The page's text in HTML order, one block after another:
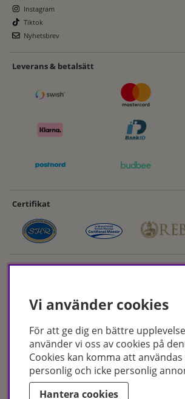
Instagram
Tiktok
Nyhetsbrev
Leverans & betalsätt
Certifikat
Hudoteket erbjuder ett noga utvalt sortiment inom
makeup – både online och i butik. Med över 50 års
utbildade hudterapeuter hjälper vi dig att hitta rätt
behandlingar för just dina behov. Handla enkelt på
besök oss i Jönköping och Malmö.
Vi använder cookies
För att ge dig en bättre
använder vi oss av cookies på
Cookies kan komma att
personlig och icke personlig
Hantera cookies